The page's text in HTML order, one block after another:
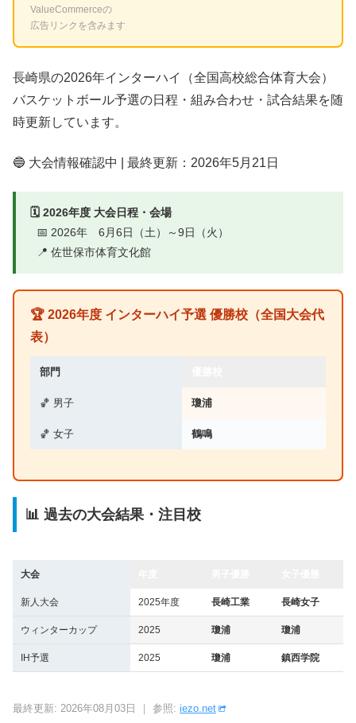
ValueCommerceの
広告リンクを含みます
長崎県の2026年インターハイ（全国高校総合体育大会）
バスケットボール予選の日程・組み合わせ・試合結果を随
時更新しています。
🔵 大会情報確認中 | 最終更新：2026年5月21日
🗓️ 2026年度 大会日程・会場
📅 2026年 6月6日（土）～9日（火）
📍 佐世保市体育文化館
🏆 2026年度 インターハイ予選 優勝校（全国大会代
表）
部門
🏀 男子 瓊浦
🏀 女子 鶴鳴
📊 過去の大会結果・注目校
大会
新人大会 2025年度 長崎工業 長崎女子
ウィンターカップ 2025 瓊浦 瓊浦
IH予選 2025 瓊浦 鎮西学院
最終更新: 2026年08月03日 ｜ 参照: iezo.net